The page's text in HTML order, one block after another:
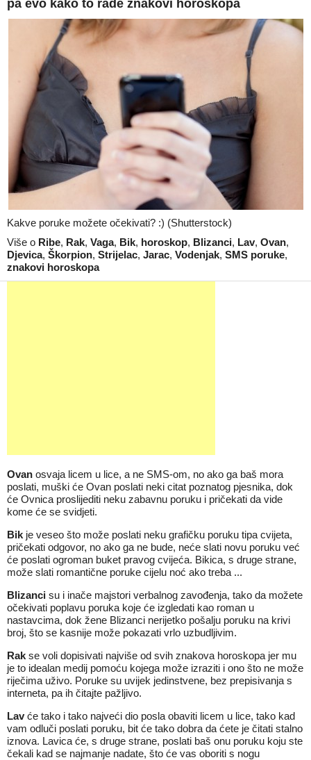
pa evo kako to rade znakovi horoskopa
Kakve poruke možete očekivati? :) (Shutterstock)
Više o Ribe, Rak, Vaga, Bik, horoskop, Blizanci, Lav, Ovan,
Djevica, Škorpion, Strijelac, Jarac, Vodenjak, SMS poruke,
znakovi horoskopa
Ovan osvaja licem u lice, a ne SMS-om, no ako ga baš mora
poslati, muški će Ovan poslati neki citat poznatog pjesnika, dok
će Ovnica proslijediti neku zabavnu poruku i pričekati da vide
kome će se svidjeti.
Bik je veseo što može poslati neku grafičku poruku tipa cvijeta,
pričekati odgovor, no ako ga ne bude, neće slati novu poruku već
će poslati ogroman buket pravog cvijeća. Bikica, s druge strane,
može slati romantične poruke cijelu noć ako treba ...
Blizanci su i inače majstori verbalnog zavođenja, tako da možete
očekivati poplavu poruka koje će izgledati kao roman u
nastavcima, dok žene Blizanci nerijetko pošalju poruku na krivi
broj, što se kasnije može pokazati vrlo uzbudljivim.
Rak se voli dopisivati najviše od svih znakova horoskopa jer mu
je to idealan medij pomoću kojega može izraziti i ono što ne može
riječima uživo. Poruke su uvijek jedinstvene, bez prepisivanja s
interneta, pa ih čitajte pažljivo.
Lavće tako i tako najveći dio posla obaviti licem u lice, tako kad
vam odluči poslati poruku, bit će tako dobra da ćete je čitati stalno
iznova. Lavica će, s druge strane, poslati baš onu poruku koju ste
čekali kad se najmanje nadate, što će vas oboriti s nogu